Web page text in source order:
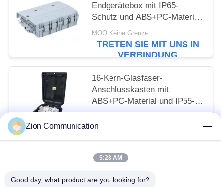
Endgerätebox mit IP65-
Schutz und ABS+PC-Material
für sicheres
Fasermanagement
MOQ:Keine Grenze
TRETEN SIE MIT UNS IN
VERBINDUNG
16-Kern-Glasfaser-
Anschlusskasten mit
ABS+PC-Material und IP55-
Schutz für Fttx-Netzwerk
TRETEN SIE MIT UNS IN
VERBINDUNG
Zion Communication
5:28 AM
Good day, what product are you looking for?